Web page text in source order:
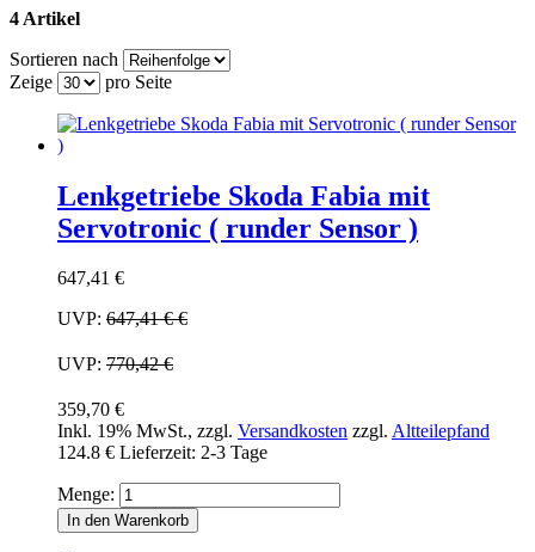
4 Artikel
Sortieren nach
Zeige
pro Seite
Lenkgetriebe Skoda Fabia mit
Servotronic ( runder Sensor )
647,41 €
UVP: 647,41 €€
UVP: 770,42 €
359,70 €
Inkl. 19% MwSt., zzgl. Versandkosten zzgl. Altteilepfand
124.8 € Lieferzeit: 2-3 Tage
Menge:
In den Warenkorb